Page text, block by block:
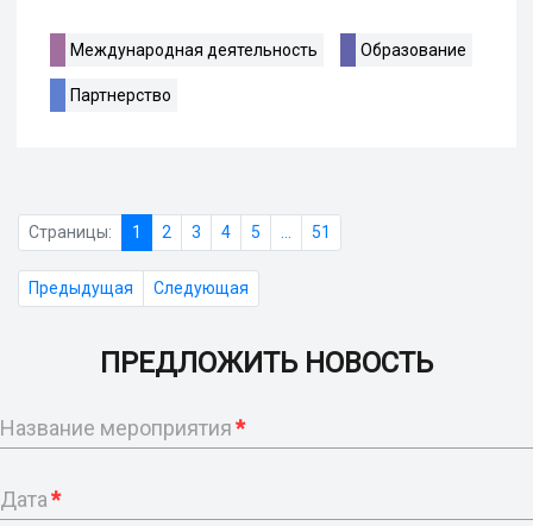
Международная деятельность Образование
Партнерство
Страницы: 1 2 3 4 5 51
Предыдущая Следующая
ПРЕДЛОЖИТЬ НОВОСТЬ
Название мероприятия*
Дата*